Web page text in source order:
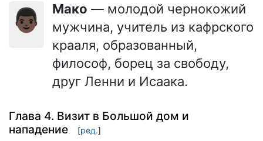
👨🏿 Мако — молодой чернокожий
мужчина, учитель из кафрского
крааля, образованный,
философ, борец за свободу,
друг Ленни и Исаака.
Глава 4. Визит в Большой дом и
нападение
[ред.]